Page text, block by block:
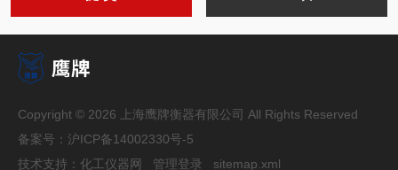
Copyright © 2026 上海鹰牌衡器有限公司 All Rights Reserved
备案号： 沪ICP备14002330号-5
技术支持： 化工仪器网 管理登录 sitemap.xml